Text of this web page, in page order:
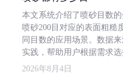
本文系统介绍了喷砂目数
喷砂200目对应的表面粗糙
同目数的应用场景。数据
实践，帮助用户根据需求选
2026年8月4日